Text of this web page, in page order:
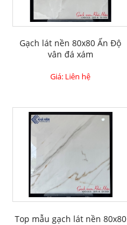
Gạch lát nền 80x80 Ấn Độ
vân đá xám
Giá: Liên hệ
Top mẫu gạch lát nền 80x80